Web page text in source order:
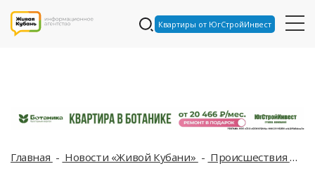
Квартиры от ЮгСтройИнвест
Главная Новости «Живой Кубани» Происшествия